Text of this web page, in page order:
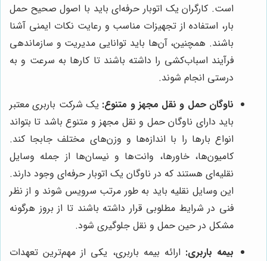
است. کارگران یک اتوبار حرفه‌ای باید با اصول صحیح حمل
بار، استفاده از تجهیزات مناسب و رعایت نکات ایمنی آشنا
باشند. همچنین، آن‌ها باید توانایی مدیریت و سازماندهی
فرآیند اسباب‌کشی را داشته باشند تا کارها به سرعت و به
درستی انجام شوند.
ناوگان حمل و نقل مجهز و متنوع: یک شرکت باربری معتبر
باید دارای ناوگان حمل و نقل مجهز و متنوع باشد تا بتواند
انواع بارها را با اندازه‌ها و وزن‌های مختلف جابجا کند.
کامیون‌ها، خاورها، وانت‌ها و نیسان‌ها از جمله وسایل
نقلیه‌ای هستند که در ناوگان یک اتوبار حرفه‌ای وجود دارند.
این وسایل نقلیه باید به طور مرتب سرویس شوند و از نظر
فنی در شرایط مطلوبی قرار داشته باشند تا از بروز هرگونه
مشکل در حین حمل و نقل جلوگیری شود.
بیمه باربری: ارائه بیمه باربری، یکی از مهم‌ترین تعهدات